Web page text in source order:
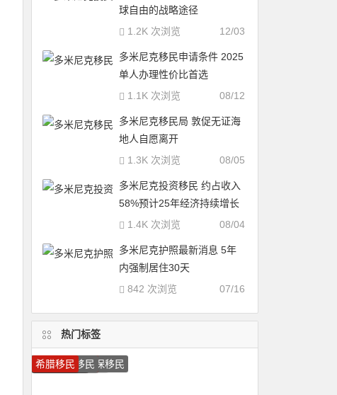
球自由的战略途径
12/03
1.2K 次浏览
多米尼克移民申请条件 2025
单人办理性价比首选
08/12
1.1K 次浏览
多米尼克移民局 敦促无证海
地人自愿离开
08/05
1.3K 次浏览
多米尼克投资移民 约占收入
58%预计25年经济持续增长
08/04
1.4K 次浏览
多米尼克护照最新消息 5年
内强制居住30天
07/16
842 次浏览
热门标签
移民希腊
葡萄牙移民
瓦努阿图护照
马耳他护照
圣卢西亚护照
加拿大技术移民
葡萄牙投资移民
希腊投资移民
圣卢西亚移民
移民葡萄牙
马耳他移民
美国移民
加拿大雇主担保移民
加拿大移民
圣基茨移民
多米尼克护照
移民加拿大
圣基茨护照
瓦努阿图移民
希腊移民